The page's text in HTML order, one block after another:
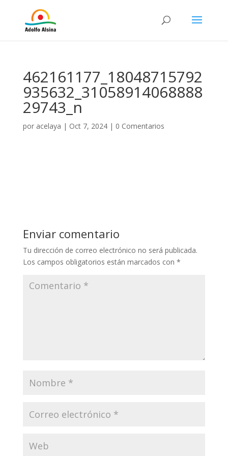
462161177_18048715792
935632_31058914068888
29743_n
por acelaya | Oct 7, 2024| 0 Comentarios
Enviar comentario
Tu dirección de correo electrónico no será publicada.
Los campos obligatorios están marcados con *